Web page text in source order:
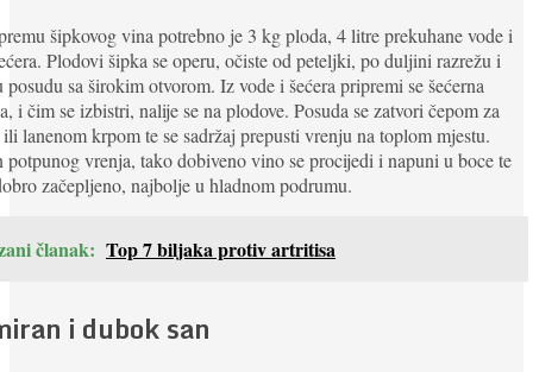
šipkovog vina potrebno je 3 kg ploda, 4 litre prekuhane vode i
Plodovi šipka se operu, očiste od peteljki, po duljini razrežu i
posudu sa širokim otvorom. Iz vode i šećera pripremi se šećerna
i čim se izbistri, nalije se na plodove. Posuda se zatvori čepom za
lanenom krpom te se sadržaj prepusti vrenju na toplom mjestu.
potpunog vrenja, tako dobiveno vino se procijedi i napuni u boce te
začepljeno, najbolje u hladnom podrumu.
članak: Top 7 biljaka protiv artritisa
i dubok san